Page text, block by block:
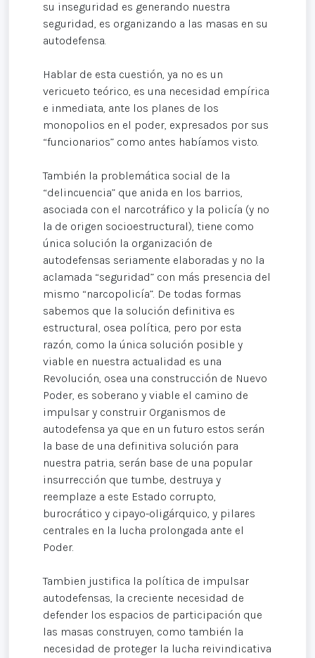
su inseguridad es generando nuestra
seguridad, es organizando a las masas en su
autodefensa.
Hablar de esta cuestión, ya no es un
vericueto teórico, es una necesidad empírica
e inmediata, ante los planes de los
monopolios en el poder, expresados por sus
“funcionarios” como antes habíamos visto.
También la problemática social de la
“delincuencia” que anida en los barrios,
asociada con el narcotráfico y la policía (y no
la de origen socioestructural), tiene como
única solución la organización de
autodefensas seriamente elaboradas y no la
aclamada “seguridad” con más presencia del
mismo “narcopolicía”. De todas formas
sabemos que la solución definitiva es
estructural, osea política, pero por esta
razón, como la única solución posible y
viable en nuestra actualidad es una
Revolución, osea una construcción de Nuevo
Poder, es soberano y viable el camino de
impulsar y construir Organismos de
autodefensa ya que en un futuro estos serán
la base de una definitiva solución para
nuestra patria, serán base de una popular
insurrección que tumbe, destruya y
reemplaze a este Estado corrupto,
burocrático y cipayo-oligárquico, y pilares
centrales en la lucha prolongada ante el
Poder.
Tambien justifica la política de impulsar
autodefensas, la creciente necesidad de
defender los espacios de participación que
las masas construyen, como también la
necesidad de proteger la lucha reivindicativa